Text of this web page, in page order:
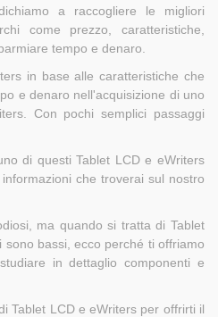
a raccogliere le migliori
come prezzo, caratteristiche,
tempo e denaro.
in base alle caratteristiche che
e denaro nell'acquisizione di uno
Con pochi semplici passaggi
di questi Tablet LCD e eWriters
che troverai sul nostro
ma quando si tratta di Tablet
bassi, ecco perché ti offriamo
in dettaglio componenti e
Tablet LCD e eWriters per offrirti il